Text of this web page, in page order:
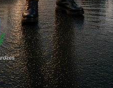
Reģistrē unikālu ID, kas tiek
par to, kā apmeklētājs
Reģistrē unikālu ID priekš
izmantots statistisko datu
izmanto vietni.